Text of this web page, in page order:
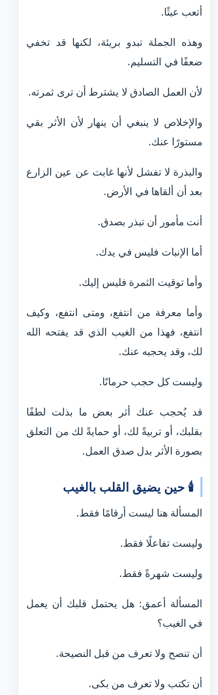
أتعب عبثًا.
وهذه الجملة تبدو بريئة، لكنها قد تخفي
ضعفًا في التسليم.
لأن العمل الصادق لا يشترط أن ترى ثمرته.
والإخلاص لا ينبغي أن ينهار لأن الأثر بقي
مستورًا عنك.
والبذرة لا تفشل لأنها غابت عن عين الزارع
بعد أن ألقاها في الأرض.
أنت مأمور أن تبذر بصدق.
أما الإنبات فليس في يدك.
وأما توقيت الثمرة فليس إليك.
وأما معرفة من انتفع، ومتى انتفع، وكيف
انتفع، فهذا من الغيب الذي قد يفتحه الله
لك، وقد يحجبه عنك.
وليست كل حجب حرمانًا.
قد يُحجب عنك أثر بعض ما بذلت لطفًا
بقلبك، أو تربيةً لك، أو حمايةً لك من التعلق
بصورة الأثر بدل صدق العمل.
🕯️ حين يضيق القلب بالغيب
المسألة هنا ليست أرقامًا فقط.
وليست تفاعلًا فقط.
وليست شهرةً فقط.
المسألة أعمق: هل يحتمل قلبك أن يعمل
في الغيب؟
أن تنصح ولا تعرف من قبل النصيحة.
أن تكتب ولا تعرف من بكى.